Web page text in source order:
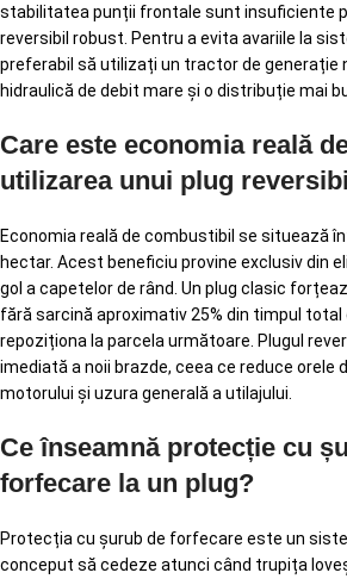
stabilitatea punții frontale sunt insuficiente
reversibil robust. Pentru a evita avariile la
preferabil să utilizați un tractor de generație
hidraulică de debit mare și o distribuție mai
Care este economia reală
utilizarea unui plug
Economia reală de combustibil se situează
hectar. Acest beneficiu provine exclusiv din
gol a capetelor de rând. Un plug clasic
fără sarcină aproximativ 25% din timpul total
repoziționa la parcela următoare. Plugul
imediată a noii brazde, ceea ce reduce orele
motorului și uzura generală a utilajului.
Ce înseamnă protecție cu
forfecare la un plug?
Protecția cu șurub de forfecare este un
conceput să cedeze atunci când trupița